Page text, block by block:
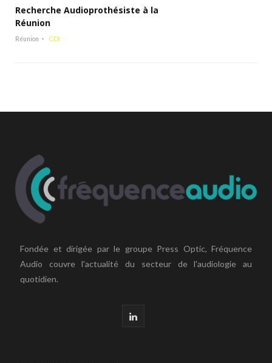
Recherche Audioprothésiste à la
Réunion
Réunion CDI
Fondée et dirigée par le groupe Press Optic, Fréquence
Audio couvre l'actualité du secteur de l'audiologie au
quotidien.
L